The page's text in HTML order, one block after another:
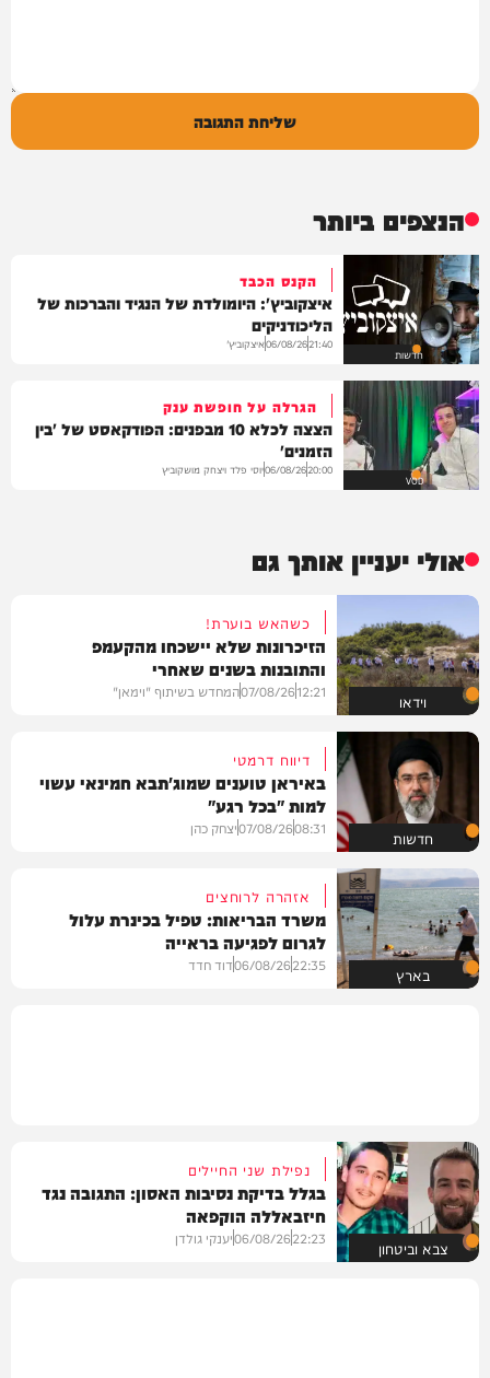
שליחת התגובה
הנצפים ביותר
חדשות
הקנס הכבד
איצקוביץ': היומולדת של הנגיד והברכות של
הליכודניקים
21:40
06/08/26איצקוביץ'
VOD
הגרלה על חופשת ענק
הצצה לכלא 10 מבפנים: הפודקאסט של 'בין
הזמנים'
20:00
06/08/26יוסי פלד ויצחק מושקוביץ
אולי יעניין אותך גם
וידאו
כשהאש בוערת!
הזיכרונות שלא יישכחו מהקעמפ
והתובנות בשנים שאחרי
12:21
07/08/26המחדש בשיתוף "וימאן"
חדשות
דיווח דרמטי
באיראן טוענים שמוג'תבא חמינאי עשוי
למות "בכל רגע"
08:31
07/08/26יצחק כהן
בארץ
אזהרה לרוחצים
משרד הבריאות: טפיל בכינרת עלול
לגרום לפגיעה בראייה
22:35
06/08/26דוד חדד
צבא וביטחון
נפילת שני החיילים
בגלל בדיקת נסיבות האסון: התגובה נגד
חיזבאללה הוקפאה
22:23
06/08/26יענקי גולדן